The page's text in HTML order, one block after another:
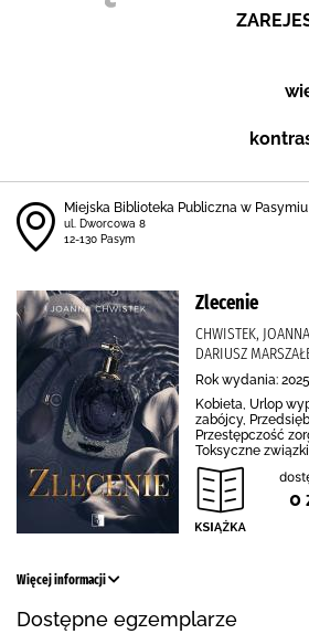
Miejska Biblioteka Publiczna w Pasymiu
ul. Dworcowa 8
12-130 Pasym
Zlecenie
CHWISTEK,
DARIUSZ
Rok wydania:
Kobieta, Urlop
zabójcy,
Przestępczość
Toksyczne
0
Więcej informacji
Dostępne egzemplarze